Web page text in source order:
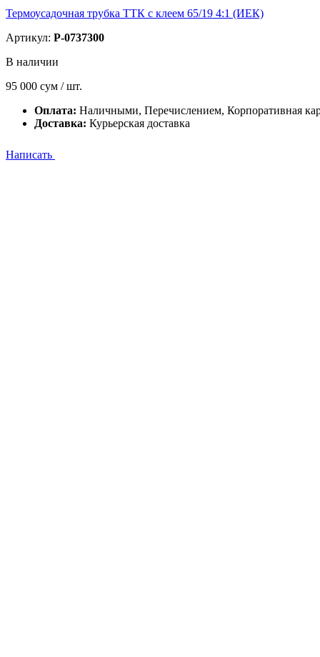
Термоусадочная трубка ТТК с клеем 65/19 4:1 (ИЕК)
Артикул: P-0737300
В наличии
95 000 сум / шт.
Оплата: Наличными, Перечислением, Корпоративная
Доставка: Курьерская доставка
Написать